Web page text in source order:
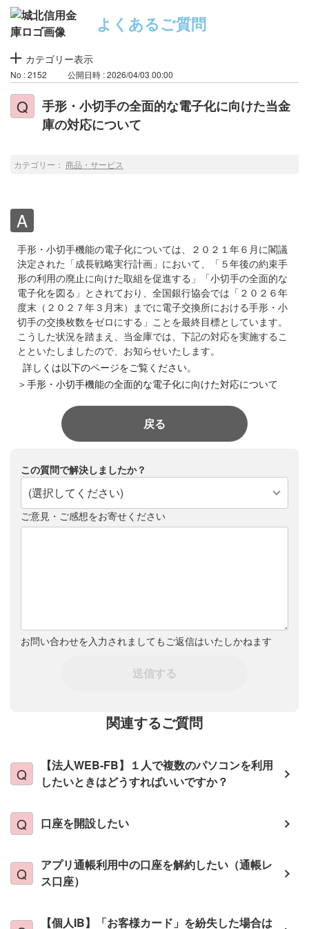
よくあるご質問
カテゴリー表示
No : 2152 公開日時 : 2026/04/03 00:00
手形・小切手の全面的な電子化に向けた当金
庫の対応について
カテゴリー： 商品・サービス
手形・小切手機能の電子化については、２０２１年６月に閣議
決定された「成長戦略実行計画」において、「５年後の約束手
形の利用の廃止に向けた取組を促進する」「小切手の全面的な
電子化を図る」とされており、全国銀行協会では「２０２６年
度末（２０２７年３月末）までに電子交換所における手形・小
切手の交換枚数をゼロにする」ことを最終目標としています。
こうした状況を踏まえ、当金庫では、下記の対応を実施するこ
とといたしましたので、お知らせいたします。
詳しくは以下のページをご覧ください。
＞手形・小切手機能の全面的な電子化に向けた対応について
戻る
この質問で解決しましたか？
(選択してください)
ご意見・ご感想をお寄せください
お問い合わせを入力されましてもご返信はいたしかねます
送信する
関連するご質問
【法人WEB-FB】１人で複数のパソコンを利用
したいときはどうすればいいですか？
口座を開設したい
アプリ通帳利用中の口座を解約したい（通帳レ
ス口座）
【個人IB】「お客様カード」を紛失した場合は